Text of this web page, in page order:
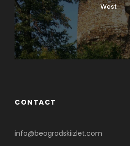
West
CONTACT
info@beogradskiizlet.com